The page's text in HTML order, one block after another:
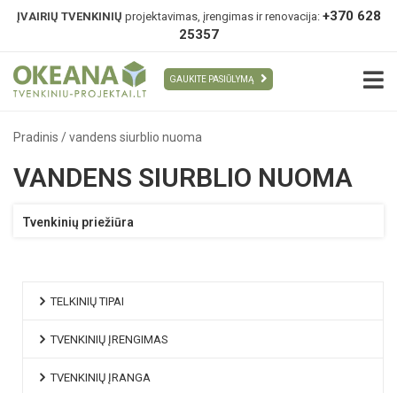
ĮVAIRIŲ TVENKINIŲ projektavimas, įrengimas ir renovacija: +370 628
25357
GAUKITE PASIŪLYMĄ
Pradinis /vandens siurblio nuoma
TELKINIŲ TIPAI
TVENKINIŲ ĮRENGIMAS
TVENKINIŲ ĮRANGA
VANDENS SIURBLIO NUOMA
Tvenkinių priežiūra